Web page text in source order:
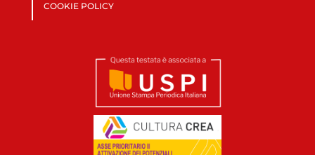
COOKIE POLICY